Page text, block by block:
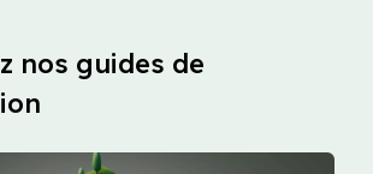
nos guides de